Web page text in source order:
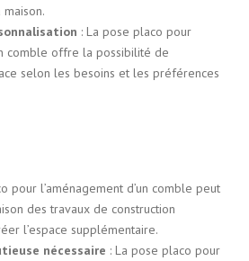
: La pose placo pour
comble offre la possibilité de
selon les besoins et les préférences
pour l’aménagement d’un comble peut
des travaux de construction
l’espace supplémentaire.
nécessaire : La pose placo pour